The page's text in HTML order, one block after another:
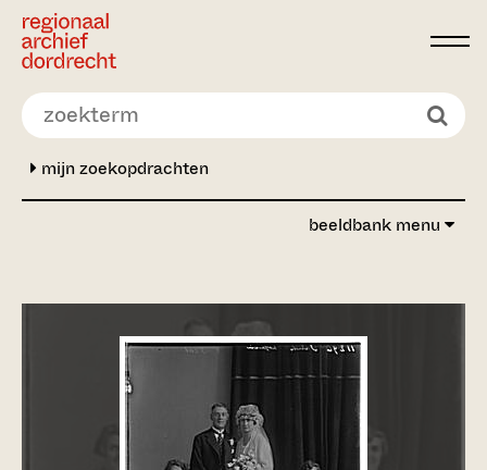
Ga direct naar de inhoud
mijn zoekopdrachten
beeldbank menu